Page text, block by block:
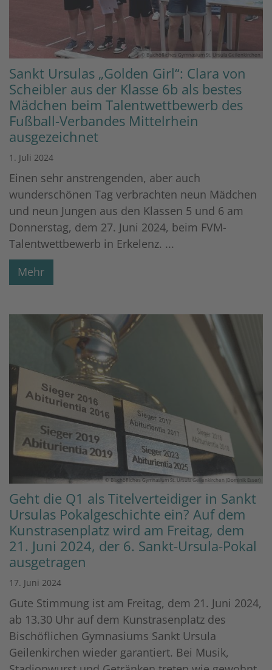
© Bischöfliches Gymnasium St. Ursula Geilenkirchen
Sankt Ursulas „Golden Girl“: Clara von
Scheibler aus der Klasse 6b als bestes
Mädchen beim Talentwettbewerb des
Fußball-Verbandes Mittelrhein
ausgezeichnet
1. Juli 2024
Einen sehr anstrengenden, aber auch
wunderschönen Tag verbrachten neun Mädchen
und neun Jungen aus den Klassen 5 und 6 am
Donnerstag, dem 27. Juni 2024, beim FVM-
Talentwettbewerb in Erkelenz. ...
Mehr
© Bischöfliches Gymnasium St. Ursula Geilenkirchen (Dominik Esser)
Geht die Q1 als Titelverteidiger in Sankt
Ursulas Pokalgeschichte ein? Auf dem
Kunstrasenplatz wird am Freitag, dem
21. Juni 2024, der 6. Sankt-Ursula-Pokal
ausgetragen
17. Juni 2024
Gute Stimmung ist am Freitag, dem 21. Juni 2024,
ab 13.30 Uhr auf dem Kunstrasenplatz des
Bischöflichen Gymnasiums Sankt Ursula
Geilenkirchen wieder garantiert. Bei Musik,